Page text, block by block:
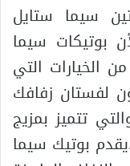
سيما ستايل
بوتيكات سيما
الخيارات التي
لفستان زفافك
تتميز بمزيج
بوتيك سيما